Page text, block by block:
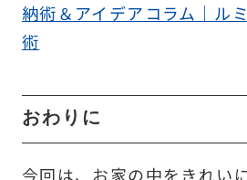
納術＆アイデアコラム｜ル
術
おわりに
今回は、お家の中をきれい